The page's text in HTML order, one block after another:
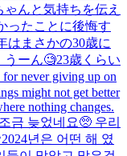
んと気持ちを伝え
ったことに後悔す
はまさかの30歳に
ーん🧐23歳くらい
never giving up on
might not get better
nothing changes.
금 늦었네요🥺 우리
년은 어떤 해 였